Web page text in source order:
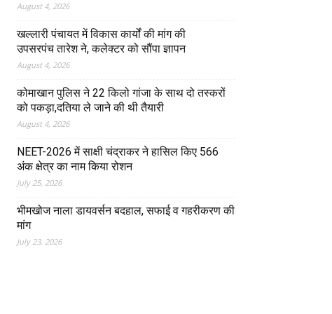
August 4, 2026
खल्लारी पंचायत में विकास कार्यों की मांग की
उपसरपंच तारेश ने, कलेक्टर को सौंपा ज्ञापन
August 4, 2026
कोमाखान पुलिस ने 22 किलो गांजा के साथ दो तस्करों
को पकड़ा,दतिया ले जाने की थी तैयारी
August 4, 2026
NEET-2026 में साक्षी चंद्राकर ने हासिल किए 566
अंक क्षेत्र का नाम किया रोशन
July 25, 2026
भीमखोज नाला डायवर्सन बदहाल, सफाई व गहरीकरण की
मांग
July 23, 2026